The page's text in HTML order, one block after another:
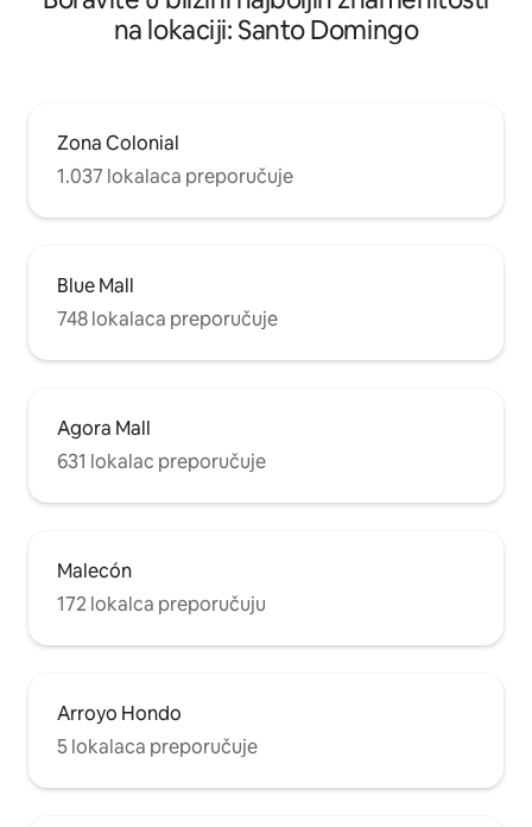
na lokaciji: Santo Domingo
Zona Colonial
1.037 lokalaca preporučuje
Blue Mall
748 lokalaca preporučuje
Agora Mall
631 lokalac preporučuje
Malecón
172 lokalca preporučuju
Arroyo Hondo
5 lokalaca preporučuje